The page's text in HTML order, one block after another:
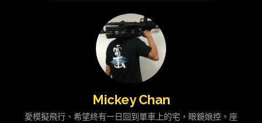
Mickey Chan
愛模擬飛行、希望終有一日回到單車上的宅，眼鏡娘控。座